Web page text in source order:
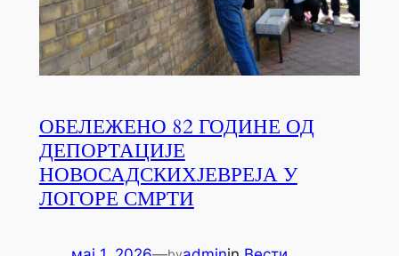
ОБЕЛЕЖЕНО 82 ГОДИНЕ ОД
ДЕПОРТАЦИЈЕ
НОВОСАДСКИХЈЕВРЕЈА У
ЛОГОРЕ СМРТИ